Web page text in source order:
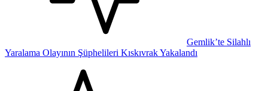
Gemlik’te Silahlı
Yaralama Olayının Şüphelileri Kıskıvrak Yakalandı